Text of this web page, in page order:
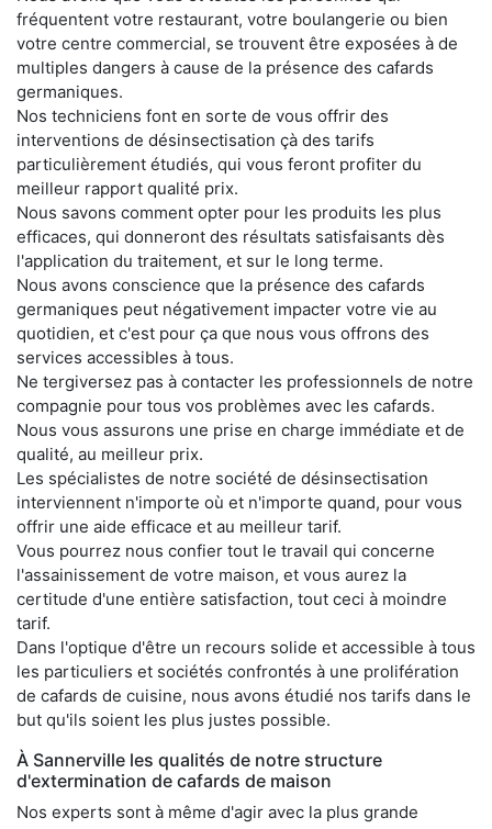
fréquentent votre restaurant, votre boulangerie ou bien
votre centre commercial, se trouvent être exposées à de
multiples dangers à cause de la présence des cafards
germaniques.
Nos techniciens font en sorte de vous offrir des
interventions de désinsectisation çà des tarifs
particulièrement étudiés, qui vous feront profiter du
meilleur rapport qualité prix.
Nous savons comment opter pour les produits les plus
efficaces, qui donneront des résultats satisfaisants dès
l'application du traitement, et sur le long terme.
Nous avons conscience que la présence des cafards
germaniques peut négativement impacter votre vie au
quotidien, et c'est pour ça que nous vous offrons des
services accessibles à tous.
Ne tergiversez pas à contacter les professionnels de notre
compagnie pour tous vos problèmes avec les cafards.
Nous vous assurons une prise en charge immédiate et de
qualité, au meilleur prix.
Les spécialistes de notre société de désinsectisation
interviennent n'importe où et n'importe quand, pour vous
offrir une aide efficace et au meilleur tarif.
Vous pourrez nous confier tout le travail qui concerne
l'assainissement de votre maison, et vous aurez la
certitude d'une entière satisfaction, tout ceci à moindre
tarif.
Dans l'optique d'être un recours solide et accessible à tous
les particuliers et sociétés confrontés à une prolifération
de cafards de cuisine, nous avons étudié nos tarifs dans le
but qu'ils soient les plus justes possible.
À Sannerville les qualités de notre structure
d'extermination de cafards de maison
Nos experts sont à même d'agir avec la plus grande